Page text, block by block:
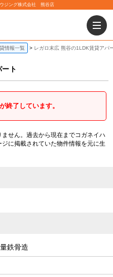
ジング株式会社 熊谷店
情報一覧 レガロ末広 熊谷の1LDK賃貸アパ
ト
終了しています。
せん。過去から現在までコガネイハ
に掲載されていた物件情報を元に生
鉄骨造